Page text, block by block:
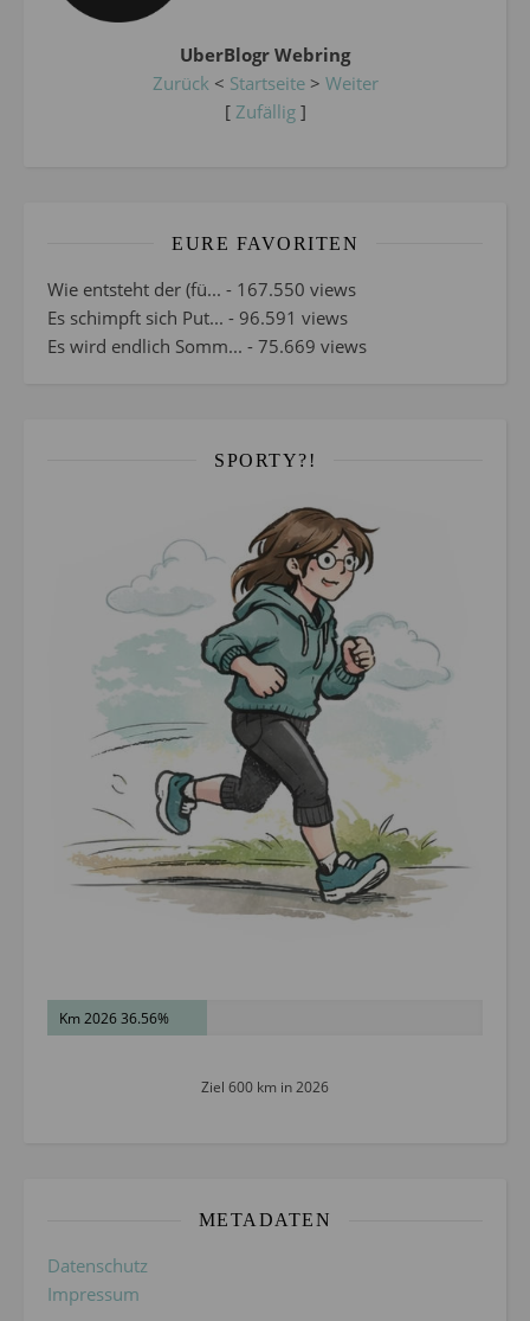
UberBlogr Webring
Zurück < Startseite> Weiter
[ Zufällig]
EURE FAVORITEN
Wie entsteht der (fü... - 167.550 views
Es schimpft sich Put... - 96.591 views
Es wird endlich Somm... - 75.669 views
SPORTY?!
Km 2026 36.56%
Ziel 600 km in 2026
METADATEN
Datenschutz
Impressum